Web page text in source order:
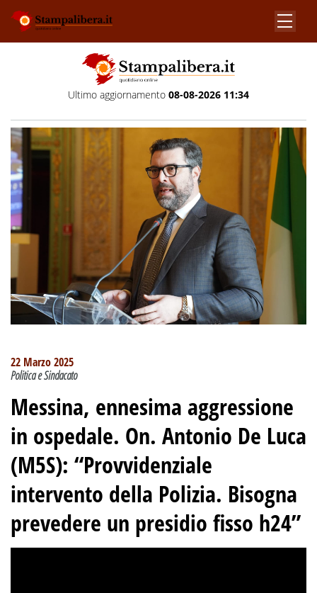
Ultimo aggiornamento 08-08-2026 11:34
22 Marzo 2025
Politica e Sindacato
Messina, ennesima aggressione
in ospedale. On. Antonio De Luca
(M5S): “Provvidenziale
intervento della Polizia. Bisogna
prevedere un presidio fisso h24”